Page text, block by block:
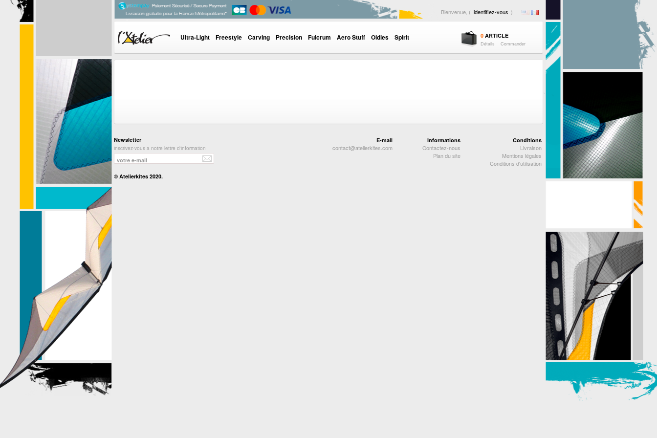
Bienvenue, ( identifiez-vous )
0 ARTICLE
Détails Commander
Ultra-Light Freestyle Carving Precision Fulcrum Aero Stuff Oldies Spirit
Newsletter
inscrivez-vous a notre lettre d'information
Conditions
Livraison
Mentions légales
Conditions d'utilisation
Informations
Contactez-nous
Plan du site
E-mail
contact@atelierkites.com
© Atelierkites 2020.